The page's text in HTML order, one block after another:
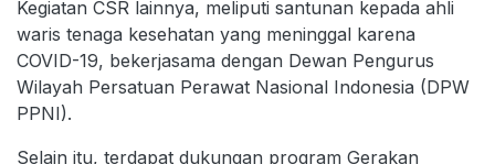
Kegiatan CSR lainnya, meliputi santunan kepada ahli
waris tenaga kesehatan yang meninggal karena
COVID-19, bekerjasama dengan Dewan Pengurus
Wilayah Persatuan Perawat Nasional Indonesia (DPW
PPNI).
Selain itu, terdapat dukungan program Gerakan